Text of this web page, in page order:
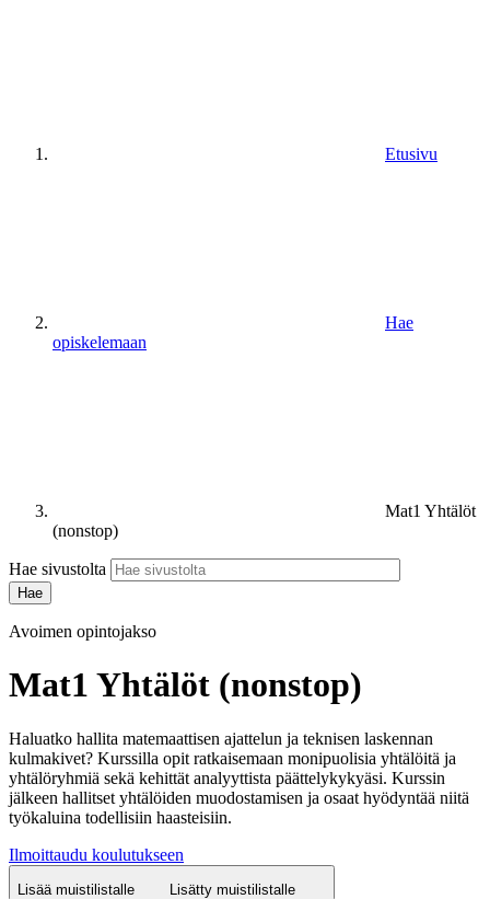
Etusivu
Hae
opiskelemaan
Mat1 Yhtälöt
(nonstop)
Hae sivustolta
Avoimen opintojakso
Mat1 Yhtälöt (nonstop)
Haluatko hallita matemaattisen ajattelun ja teknisen laskennan
kulmakivet? Kurssilla opit ratkaisemaan monipuolisia yhtälöitä ja
yhtälöryhmiä sekä kehittät analyyttista päättelykykyäsi. Kurssin
jälkeen hallitset yhtälöiden muodostamisen ja osaat hyödyntää niitä
työkaluina todellisiin haasteisiin.
Ilmoittaudu koulutukseen
Lisää muistilistalle Lisätty muistilistalle